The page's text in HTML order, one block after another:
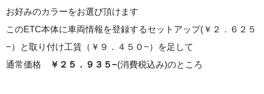
お好みのカラーをお選び頂けます
このETC本体に車両情報を登録するセットアップ(￥２．６２５
−）と取り付け工賃（￥９．４５０−）を足して
通常価格
￥２５．９３５−(消費税込み)のところ